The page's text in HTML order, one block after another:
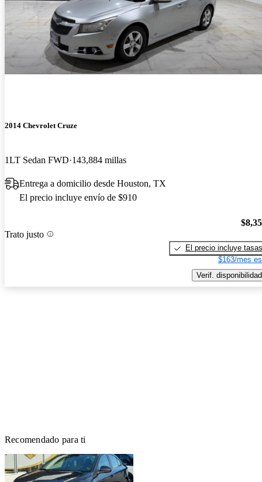
2014 Chevrolet Cruze
1LT Sedan FWD 143,884 millas
Entrega a domicilio desde Houston, TX
El precio incluye envío de $910
Trato justo
El precio incluye tasas
$163/mes
Verif. disponibilidad
Recomendado para ti